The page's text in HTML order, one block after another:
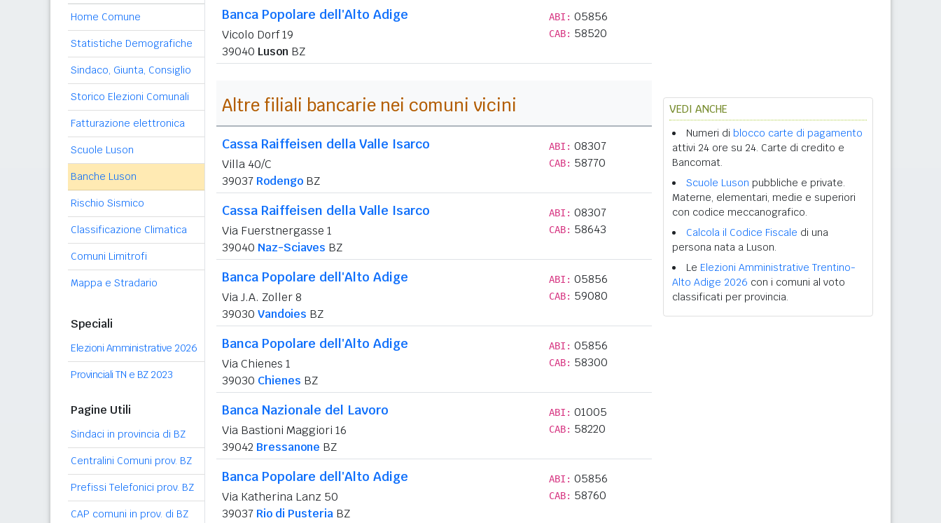
Home Comune
Statistiche Demografiche
Sindaco, Giunta, Consiglio
Storico Elezioni Comunali
Fatturazione elettronica
Scuole Luson
Banche Luson
Rischio Sismico
Classificazione Climatica
Comuni Limitrofi
Mappa e Stradario
Speciali
Elezioni Amministrative 2026
Provinciali TN e BZ 2023
Pagine Utili
Sindaci in provincia di BZ
Centralini Comuni prov. BZ
Prefissi Telefonici prov. BZ
CAP comuni in prov. di BZ
Banca Popolare dell'Alto Adige
Vicolo Dorf 19
39040 Luson BZ
ABI: 05856
CAB: 58520
Altre filiali bancarie nei comuni vicini
Cassa Raiffeisen della Valle Isarco
Villa 40/C
39037 Rodengo BZ
ABI: 08307
CAB: 58770
Cassa Raiffeisen della Valle Isarco
Via Fuerstnergasse 1
39040 Naz-Sciaves BZ
ABI: 08307
CAB: 58643
Banca Popolare dell'Alto Adige
Via J.A. Zoller 8
39030 Vandoies BZ
ABI: 05856
CAB: 59080
Banca Popolare dell'Alto Adige
Via Chienes 1
39030 Chienes BZ
ABI: 05856
CAB: 58300
Banca Nazionale del Lavoro
Via Bastioni Maggiori 16
39042 Bressanone BZ
ABI: 01005
CAB: 58220
Banca Popolare dell'Alto Adige
Via Katherina Lanz 50
39037 Rio di Pusteria BZ
ABI: 05856
CAB: 58760
VEDI ANCHE
Numeri di blocco carte di pagamento
attivi 24 ore su 24. Carte di credito e
Bancomat.
Scuole Luson pubbliche e private.
Materne, elementari, medie e superiori
con codice meccanografico.
Calcola il Codice Fiscale di una
persona nata a Luson.
Le Elezioni Amministrative Trentino-
Alto Adige 2026 con i comuni al voto
classificati per provincia.